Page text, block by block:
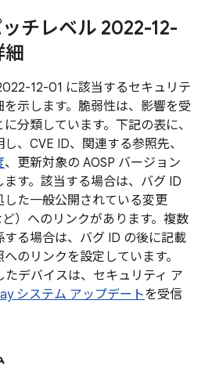
チレベル 2022-12-
細
12-01 に該当するセキュリテ
示します。脆弱性は、影響を受
分類しています。下記の表に、
、CVE ID、関連する参照先、
、更新対象の AOSP バージョン
ます。該当する場合は、バグ ID
た一般公開されている変更
ど）へのリンクがあります。複数
る場合は、バグ ID の後に記載
のリンクを設定しています。
デバイスは、セキュリティ ア
システム アップデートを受信